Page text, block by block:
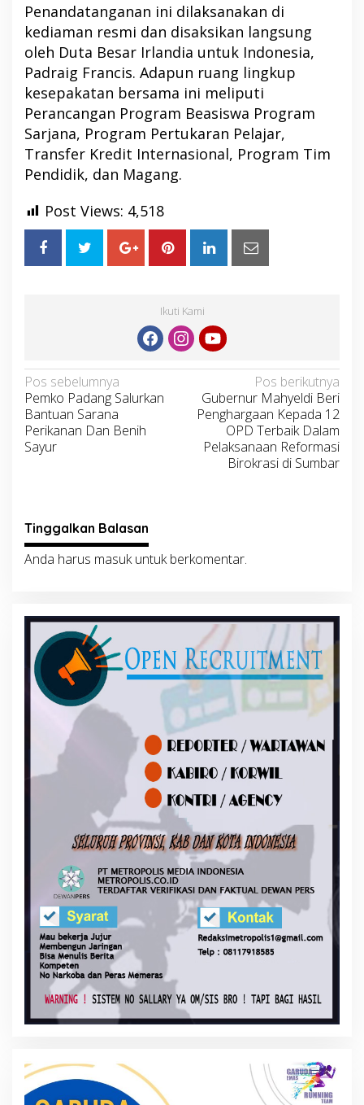
Penandatanganan ini dilaksanakan di
kediaman resmi dan disaksikan langsung
oleh Duta Besar Irlandia untuk Indonesia,
Padraig Francis. Adapun ruang lingkup
kesepakatan bersama ini meliputi
Perancangan Program Beasiswa Program
Sarjana, Program Pertukaran Pelajar,
Transfer Kredit Internasional, Program Tim
Pendidik, dan Magang.
Post Views: 4,518
Ikuti Kami
Navigasi
pos
Pos sebelumnya
Pemko Padang Salurkan
Bantuan Sarana
Perikanan Dan Benih
Sayur
Pos berikutnya
Gubernur Mahyeldi Beri
Penghargaan Kepada 12
OPD Terbaik Dalam
Pelaksanaan Reformasi
Birokrasi di Sumbar
Tinggalkan Balasan
Anda harus masukuntuk berkomentar.